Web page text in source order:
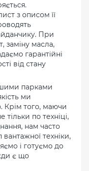
з описом її
При
заміну масла,
гарантійні
від стану
парками
ми
Крім того, маючи
тільки по техніці,
нам часто
техніки,
і готуємо до
є що